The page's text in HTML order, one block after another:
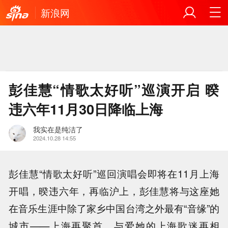
新浪网
彭佳慧“情歌太好听”巡演开启 暌
违六年11月30日降临上海
我实在是纯洁了
2024.10.28 14:55
彭佳慧“情歌太好听”巡回演唱会即将在11月上海
开唱，暌违六年，再临沪上，彭佳慧将与这座她
在音乐生涯中除了家乡中国台湾之外最有“音缘”的